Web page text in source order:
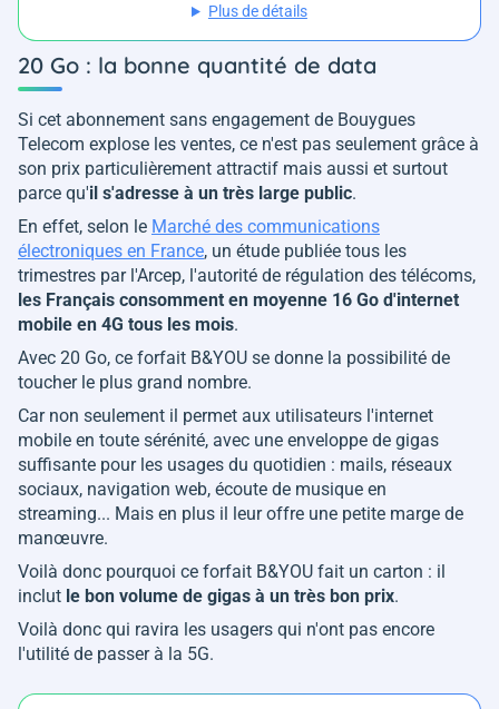
Plus de détails
20 Go : la bonne quantité de data
Si cet abonnement sans engagement de Bouygues
Telecom explose les ventes, ce n'est pas seulement grâce à
son prix particulièrement attractif mais aussi et surtout
parce qu'il s'adresse à un très large public.
En effet, selon le Marché des communications
électroniques en France, un étude publiée tous les
trimestres par l'Arcep, l'autorité de régulation des télécoms,
les Français consomment en moyenne 16 Go d'internet
mobile en 4G tous les mois.
Avec 20 Go, ce forfait B&YOU se donne la possibilité de
toucher le plus grand nombre.
Car non seulement il permet aux utilisateurs l'internet
mobile en toute sérénité, avec une enveloppe de gigas
suffisante pour les usages du quotidien : mails, réseaux
sociaux, navigation web, écoute de musique en
streaming... Mais en plus il leur offre une petite marge de
manœuvre.
Voilà donc pourquoi ce forfait B&YOU fait un carton : il
inclut le bon volume de gigas à un très bon prix.
Voilà donc qui ravira les usagers qui n'ont pas encore
l'utilité de passer à la 5G.